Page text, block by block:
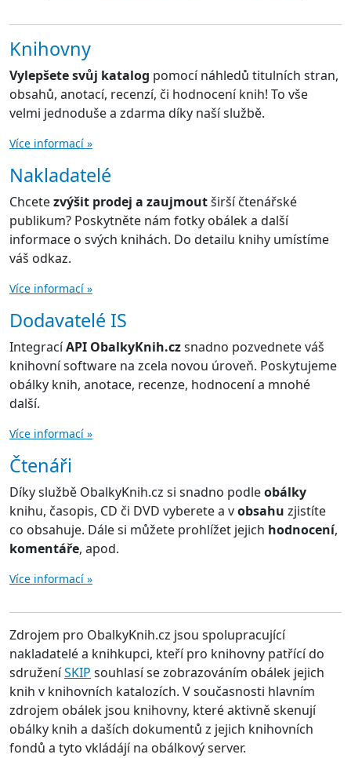
Knihovny
Vylepšete svůj katalog pomocí náhledů titulních stran,
obsahů, anotací, recenzí, či hodnocení knih! To vše
velmi jednoduše a zdarma díky naší službě.
Více informací »
Nakladatelé
Chcetezvýšit prodej a zaujmoutširší čtenářské
publikum? Poskytněte nám fotky obálek a další
informace o svých knihách. Do detailu knihy umístíme
váš odkaz.
Více informací »
Dodavatelé IS
IntegracíAPI ObalkyKnih.czsnadno pozvednete váš
knihovní software na zcela novou úroveň. Poskytujeme
obálky knih, anotace, recenze, hodnocení a mnohé
další.
Více informací »
Čtenáři
Díky službě ObalkyKnih.cz si snadno podleobálky
knihu, časopis, CD či DVD vyberete a vobsahu zjistíte
co obsahuje. Dále si můžete prohlížet jejich hodnocení,
komentáře, apod.
Více informací »
Zdrojem pro ObalkyKnih.cz jsou spolupracující
nakladatelé a knihkupci, kteří pro knihovny patřící do
sdruženíSKIP souhlasí se zobrazováním obálek jejich
knih v knihovních katalozích. V současnosti hlavním
zdrojem obálek jsou knihovny, které aktivně skenují
obálky knih a daších dokumentů z jejich knihovních
fondů a tyto vkládájí na obálkový server.